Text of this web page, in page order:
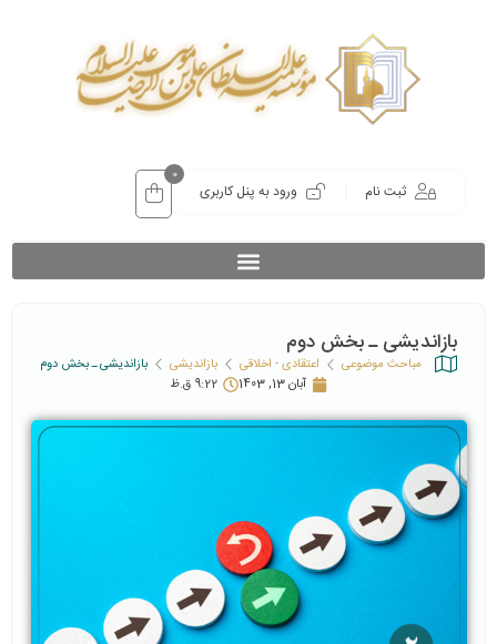
ثبت نام ورود به پنل کاربری
0
بازاندیشی ـ بخش دوم
مباحث موضوعی اعتقادی - اخلاقی بازاندیشی
بازاندیشی ـ بخش دوم
آبان 13, 1403
9:22 ق.ظ